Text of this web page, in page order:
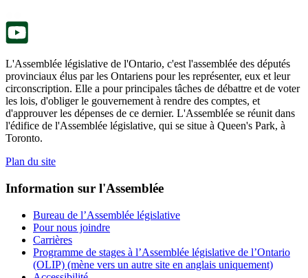
L'Assemblée législative de l'Ontario, c'est l'assemblée des députés
provinciaux élus par les Ontariens pour les représenter, eux et leur
circonscription. Elle a pour principales tâches de débattre et de voter
les lois, d'obliger le gouvernement à rendre des comptes, et
d'approuver les dépenses de ce dernier. L'Assemblée se réunit dans
l'édifice de l'Assemblée législative, qui se situe à Queen's Park, à
Toronto.
Plan du site
Information sur l'Assemblée
Bureau de l’Assemblée législative
Pour nous joindre
Carrières
Programme de stages à l’Assemblée législative de l’Ontario
(OLIP) (mène vers un autre site en anglais uniquement)